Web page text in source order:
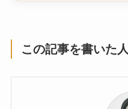
この記事を書いた人